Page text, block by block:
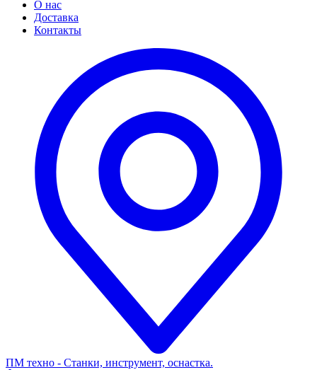
О нас
Доставка
Контакты
ПМ техно - Станки, инструмент, оснастка.